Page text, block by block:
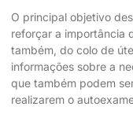
O principal objetivo
reforçar a importância
também, do colo de
informações sobre a
que também podem
realizarem o